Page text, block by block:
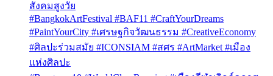
สังคมสูงวัย
#BangkokArtFestival #BAF11 #CraftYourDreams
#PaintYourCity #เศรษฐกิจวัฒนธรรม #CreativeEconomy
#ศิลปะร่วมสมัย #ICONSIAM #สศร #ArtMarket #เมือง
แห่งศิลปะ